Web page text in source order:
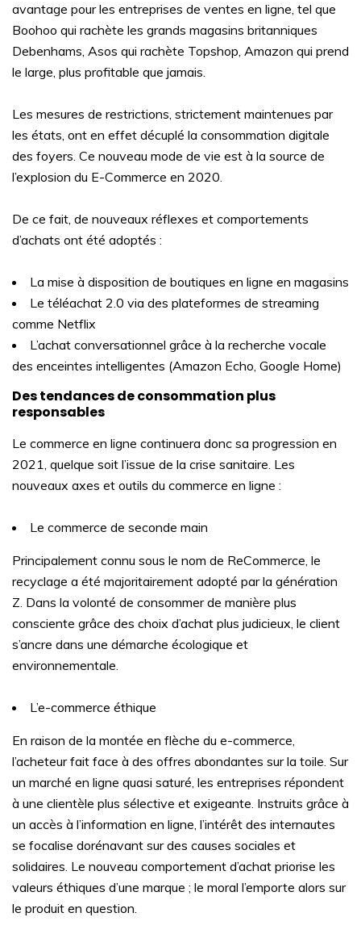
avantage pour les entreprises de ventes en ligne, tel que
Boohoo qui rachète les grands magasins britanniques
Debenhams, Asos qui rachète Topshop, Amazon qui prend
le large, plus profitable que jamais.
Les mesures de restrictions, strictement maintenues par
les états, ont en effet décuplé la consommation digitale
des foyers. Ce nouveau mode de vie est à la source de
l’explosion du E-Commerce en 2020.
De ce fait, de nouveaux réflexes et comportements
d’achats ont été adoptés :
La mise à disposition de boutiques en ligne en magasins
Le téléachat 2.0 via des plateformes de streaming
comme Netflix
L’achat conversationnel grâce à la recherche vocale
des enceintes intelligentes (Amazon Echo, Google Home)
Des tendances de consommation plus
responsables
Le commerce en ligne continuera donc sa progression en
2021, quelque soit l’issue de la crise sanitaire. Les
nouveaux axes et outils du commerce en ligne :
Le commerce de seconde main
Principalement connu sous le nom de ReCommerce, le
recyclage a été majoritairement adopté par la génération
Z. Dans la volonté de consommer de manière plus
consciente grâce des choix d’achat plus judicieux, le client
s’ancre dans une démarche écologique et
environnementale.
L’e-commerce éthique
En raison de la montée en flèche du e-commerce,
l’acheteur fait face à des offres abondantes sur la toile. Sur
un marché en ligne quasi saturé, les entreprises répondent
à une clientèle plus sélective et exigeante. Instruits grâce à
un accès à l’information en ligne, l’intérêt des internautes
se focalise dorénavant sur des causes sociales et
solidaires. Le nouveau comportement d’achat priorise les
valeurs éthiques d’une marque ; le moral l’emporte alors sur
le produit en question.